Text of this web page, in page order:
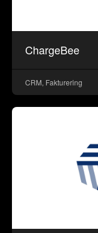
ChargeBee
CRM, Fakturering